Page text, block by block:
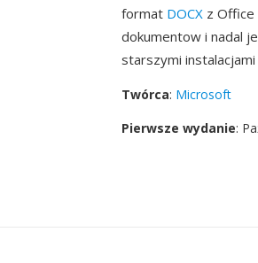
format DOCX z Office
dokumentow i nadal
starszymi instalacjami
Twórca: Microsoft
Pierwsze wydanie: